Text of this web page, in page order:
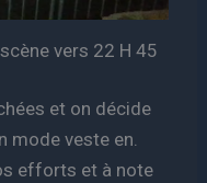
vers 22 H 45
et on décide
mode veste en.
efforts et à note